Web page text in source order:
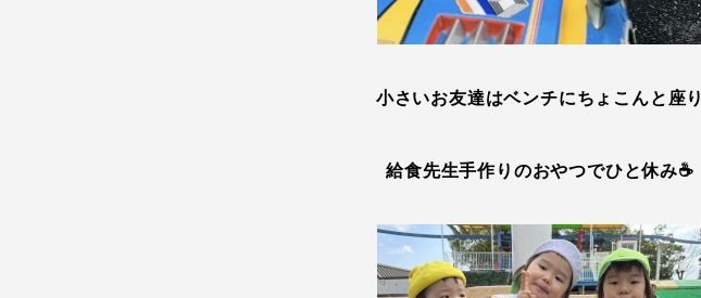
小さいお友達はベンチにちょこんと座り
給食先生手作りのおやつでひと休み☕